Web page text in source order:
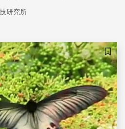
一。在純人工的條件下，大量培
研究所
儲存